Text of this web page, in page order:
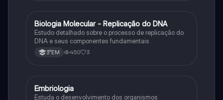
Ciência
Biologia Molecular - Replicação do DNA
Estudo detalhado sobre o processo de replicação do
DNA e seus componentes fundamentais
3°EM 450 3
Biologia
Embriologia
Estuda o desenvolvimento dos organismos